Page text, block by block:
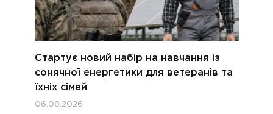
Стартує новий набір на навчання із
сонячної енергетики для ветеранів та
їхніх сімей
06.08.2026